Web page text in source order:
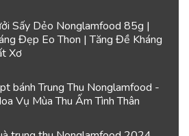
Sấy Dẻo Nonglamfood 85g |
Đẹp Eo Thon | Tăng Đề Kháng
Xơ
bánh Trung Thu Nonglamfood -
Vụ Mùa Thu Ấm Tình Thân